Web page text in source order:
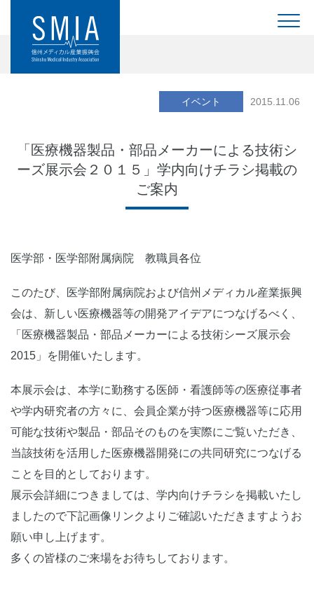
イベント 2015.11.06
「医療機器製品・部品メーカーによる技術シ
ーズ展示会２０１５」学内向けチラシ掲載の
ご案内
医学部・医学部附属病院 教職員各位
このたび、医学部附属病院および信州メディカル産業振興
会は、新しい医療機器等の開発アイデアにつなげるべく、
「医療機器製品・部品メーカーによる技術シーズ展示会
2015」を開催いたします。
本展示会は、本学に勤務する医師・看護師等の医療従事者
や学内研究者の方々に、会員企業が持つ医療機器等に応用
可能な技術や製品・部品そのものを実際にご覧いただき、
当該技術を活用した医療機器開発にの共同研究につなげる
ことを目的としております。
展示会詳細につきましては、学内向けチラシを掲載いたし
ましたので下記画像リンクよりご確認いただきますようお
願い申し上げます。
多くの皆様のご来場をお待ちしております。